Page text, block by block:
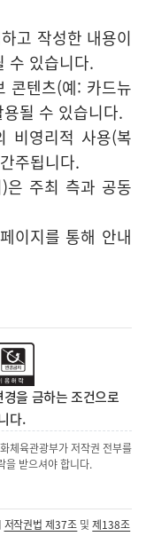
고 작성한 내용이
수 있습니다.
콘텐츠(예: 카드뉴
될 수 있습니다.
비영리적 사용(복
주됩니다.
은 주최 측과 공동
이지를 통해 안내
을 금하는 조건으로
다.
체육관광부가 저작권 전부를
을 받으셔야 합니다.
저작권법 제37조 및제138조